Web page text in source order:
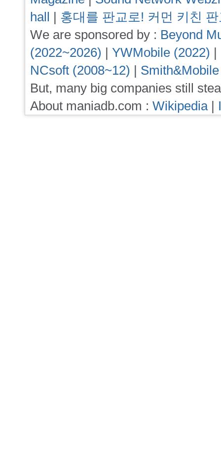
hall | 홍대를 판교로! 커먼 키친
We are sponsored by : Beyond
(2022~2026) | YWMobile (2022) |
NCsoft (2008~12) |
But, many big companies still
About maniadb.com : Wikipedia|